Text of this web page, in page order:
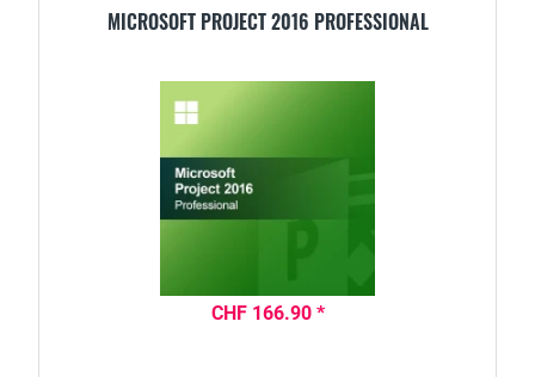
MICROSOFT PROJECT 2016 PROFESSIONAL
CHF 166.90 *